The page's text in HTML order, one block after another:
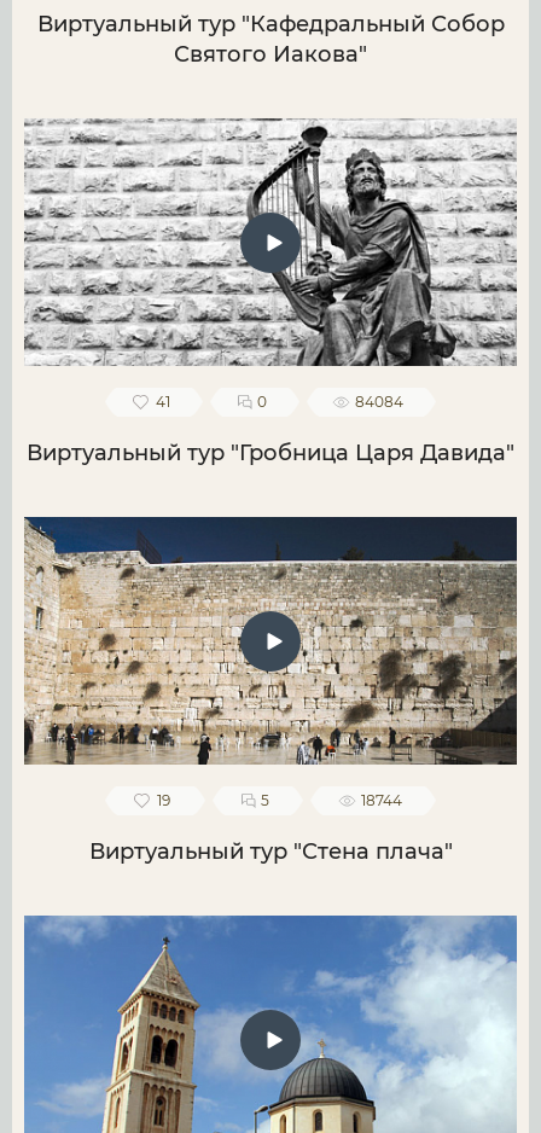
Виртуальный тур "Кафедральный Собор
Святого Иакова"
41 0 84084
Виртуальный тур "Гробница Царя Давида"
19 5 18744
Виртуальный тур "Стена плача"